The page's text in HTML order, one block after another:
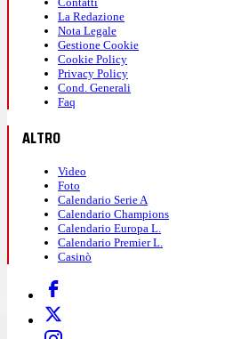
La Redazione
Nota Legale
Gestione Cookie
Cookie Policy
Privacy Policy
Cond. Generali
Faq
ALTRO
Video
Foto
Calendario Serie A
Calendario Champions
Calendario Europa L.
Calendario Premier L.
Casinò